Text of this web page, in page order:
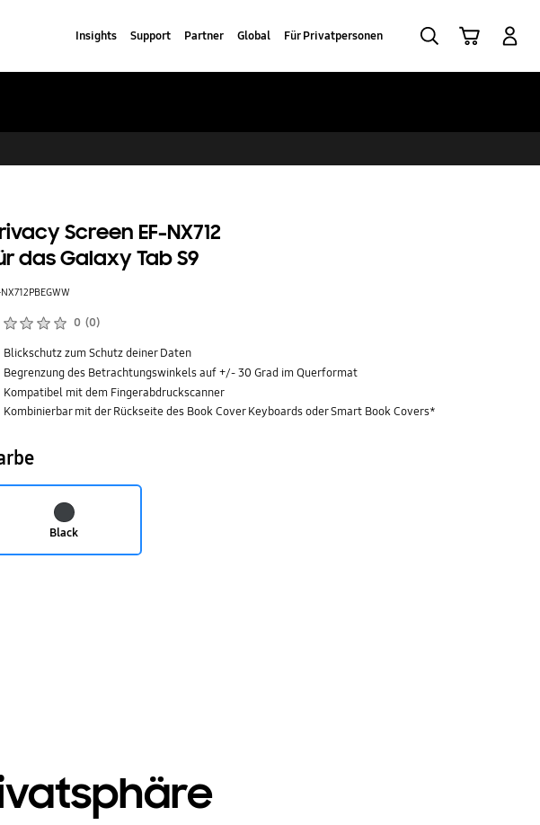
Insights Support Partner Global Für Privatpersonen
Screen EF-NX712
das Galaxy Tab S9
0 (0)
Blickschutz zum Schutz deiner Daten
Begrenzung des Betrachtungswinkels auf +/- 30 Grad im Querformat
Kompatibel mit dem Fingerabdruckscanner
Kombinierbar mit der Rückseite des Book Cover Keyboards oder Smart Book Covers*
Black